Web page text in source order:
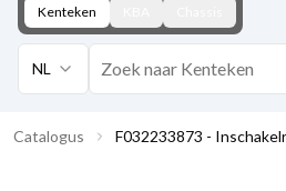
Kenteken
NL
Catalogus F032233873 -